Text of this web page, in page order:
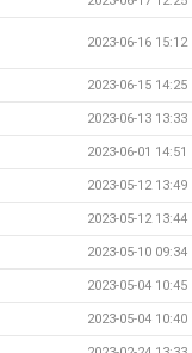
2023-06-16 15:12
2023-06-15 14:25
2023-06-13 13:33
2023-06-01 14:51
2023-05-12 13:49
2023-05-12 13:44
2023-05-10 09:34
2023-05-04 10:45
2023-05-04 10:40